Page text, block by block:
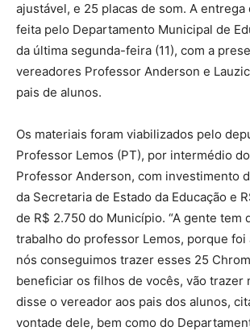
ajustável, e 25 placas de som. A
feita pelo Departamento Municipal de
da última segunda-feira (11), com a
vereadores Professor Anderson e
pais de alunos.
Os materiais foram viabilizados pelo
Professor Lemos (PT), por intermédio
Professor Anderson, com investimento
da Secretaria de Estado da Educação e
de R$ 2.750 do Município. “A gente tem
trabalho do professor Lemos, porque foi
nós conseguimos trazer esses 25
beneficiar os filhos de vocês, vão trazer
disse o vereador aos pais dos alunos,
vontade dele, bem como do